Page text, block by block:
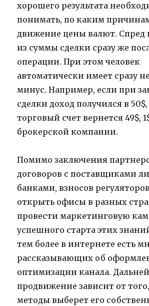
хорошего результата
понимать, по каким
движение цены валют. Спред
из суммы сделки сразу же
операции. При этом человек
автоматически имеет сразу
минус. Например, если при
сделки доход получился в
торговый счет вернется 49$,
брокерской компании.
Помимо заключения
договоров с поставщиками
банками, взносов
открыть офисы в разных
провести маркетинговую
успешного старта этих
тем более в интернете есть
рассказывающих об
оптимизации канала.
продвижение зависит от
методы выберет его